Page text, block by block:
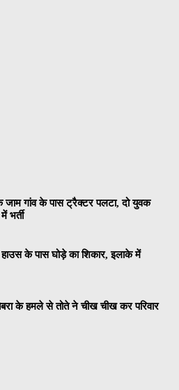
जाम गांव के पास ट्रैक्टर पलटा, दो युवक
भर्ती
के पास घोड़े का शिकार, इलाके में
के हमले से तोते ने चीख चीख कर परिवार